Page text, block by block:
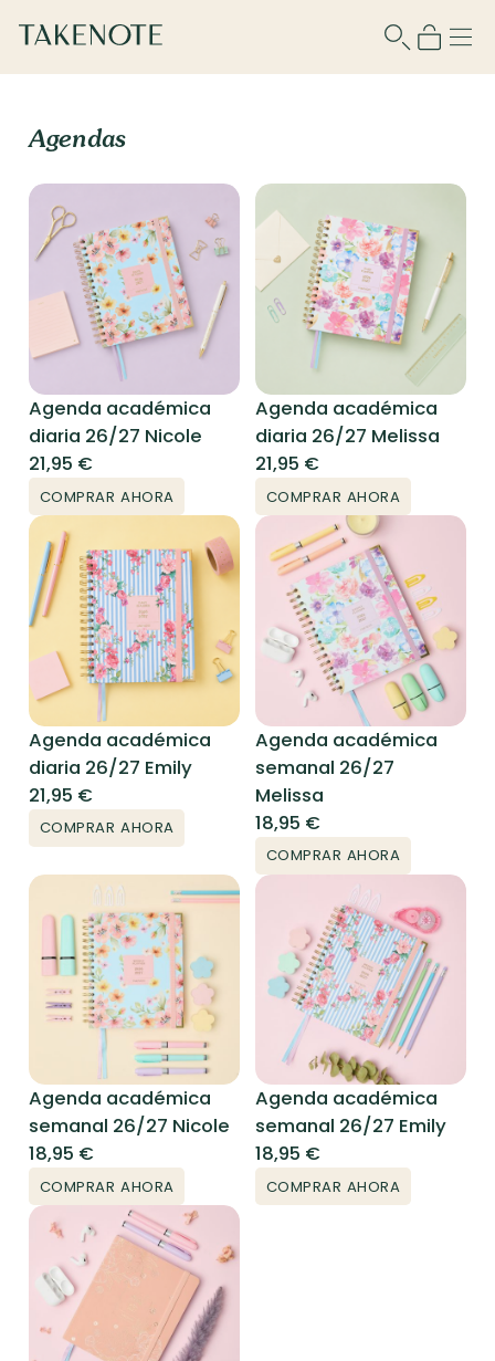
Agendas
Agenda académica
diaria 26/27 Nicole
21,95 €
COMPRAR AHORA
Agenda académica
diaria 26/27 Melissa
21,95 €
COMPRAR AHORA
Agenda académica
diaria 26/27 Emily
21,95 €
COMPRAR AHORA
Agenda académica
semanal 26/27
Melissa
18,95 €
COMPRAR AHORA
Agenda académica
semanal 26/27 Nicole
18,95 €
COMPRAR AHORA
Agenda académica
semanal 26/27 Emily
18,95 €
COMPRAR AHORA